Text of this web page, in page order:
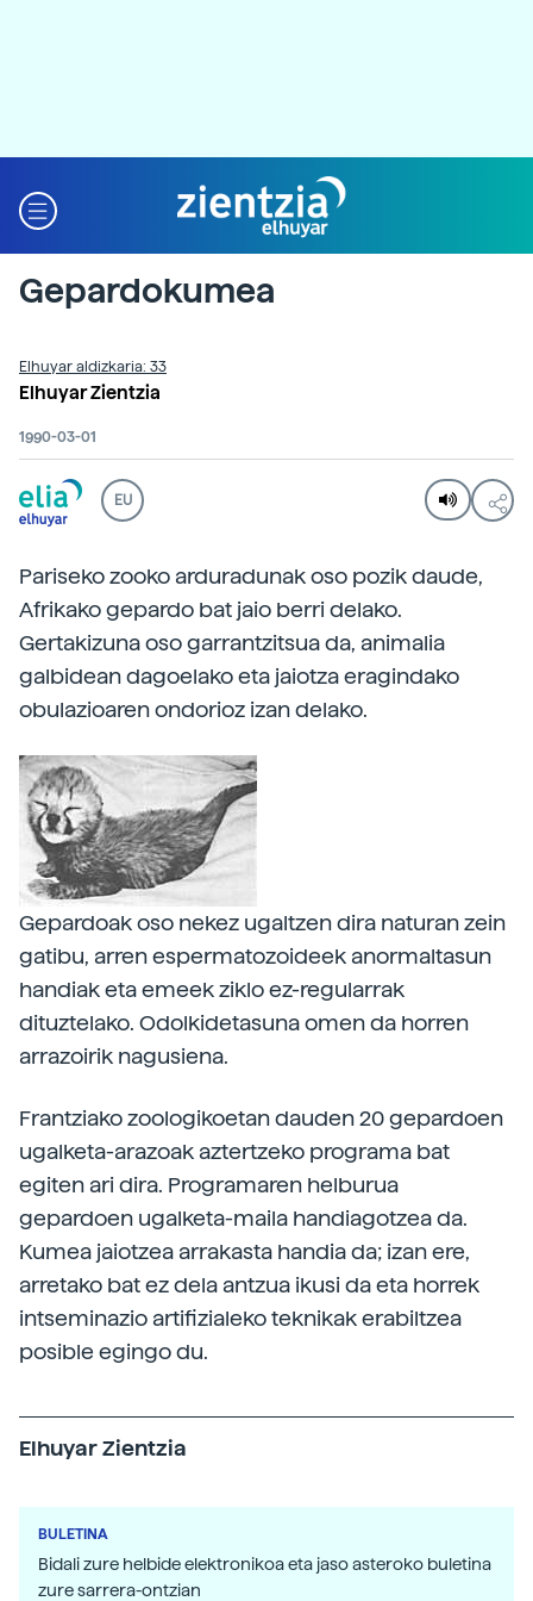
Gepardokumea
Elhuyar aldizkaria: 33
Elhuyar Zientzia
1990-03-01
EU
Pariseko zooko arduradunak oso pozik daude,
Afrikako gepardo bat jaio berri delako.
Gertakizuna oso garrantzitsua da, animalia
galbidean dagoelako eta jaiotza eragindako
obulazioaren ondorioz izan delako.
Gepardoak oso nekez ugaltzen dira naturan zein
gatibu, arren espermatozoideek anormaltasun
handiak eta emeek ziklo ez-regularrak
dituztelako. Odolkidetasuna omen da horren
arrazoirik nagusiena.
Frantziako zoologikoetan dauden 20 gepardoen
ugalketa-arazoak aztertzeko programa bat
egiten ari dira. Programaren helburua
gepardoen ugalketa-maila handiagotzea da.
Kumea jaiotzea arrakasta handia da; izan ere,
arretako bat ez dela antzua ikusi da eta horrek
intseminazio artifizialeko teknikak erabiltzea
posible egingo du.
Elhuyar Zientzia
BULETINA
Bidali zure helbide elektronikoa eta jaso asteroko buletina
zure sarrera-ontzian